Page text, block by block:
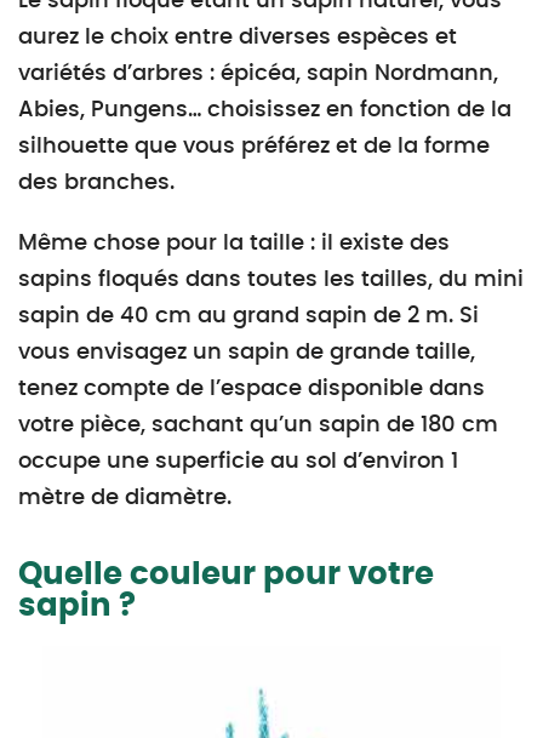
aurez le choix entre diverses espèces et
variétés d’arbres : épicéa, sapin Nordmann,
Abies, Pungens… choisissez en fonction de la
silhouette que vous préférez et de la forme
des branches.
Même chose pour la taille : il existe des
sapins floqués dans toutes les tailles, du mini
sapin de 40 cm au grand sapin de 2 m. Si
vous envisagez un sapin de grande taille,
tenez compte de l’espace disponible dans
votre pièce, sachant qu’un sapin de 180 cm
occupe une superficie au sol d’environ 1
mètre de diamètre.
Quelle couleur pour votre
sapin ?